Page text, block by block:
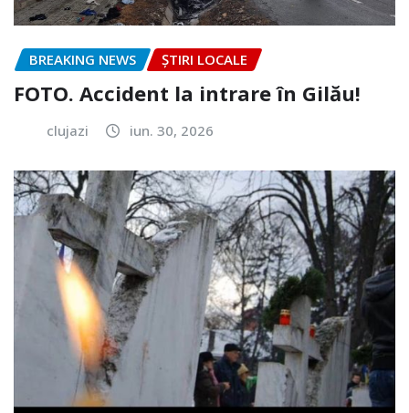
BREAKING NEWS ȘTIRI LOCALE
FOTO. Accident la intrare în Gilău!
clujazi iun. 30, 2026